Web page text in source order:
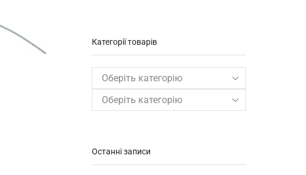
Категорії товарів
Оберіть категорію
Останні записи